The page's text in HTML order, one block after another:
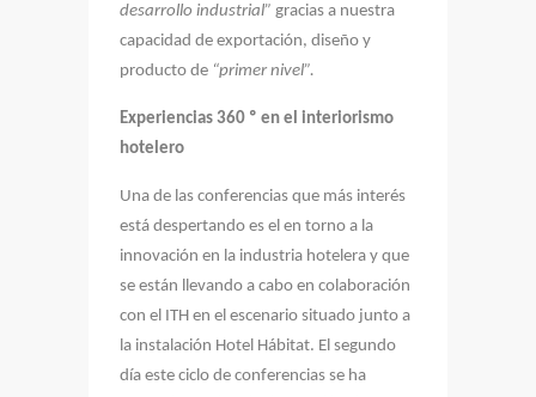
desarrollo industrial” gracias a nuestra
capacidad de exportación, diseño y
producto de “primer nivel”.
Experiencias 360 º en el interiorismo
hotelero
Una de las conferencias que más interés
está despertando es el en torno a la
innovación en la industria hotelera y que
se están llevando a cabo en colaboración
con el ITH en el escenario situado junto a
la instalación Hotel Hábitat. El segundo
día este ciclo de conferencias se ha